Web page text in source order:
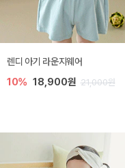
렌디 아기 라운지웨어
10% 18,900원 21,000원